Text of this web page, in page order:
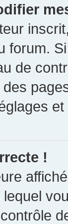
forum.
de
!